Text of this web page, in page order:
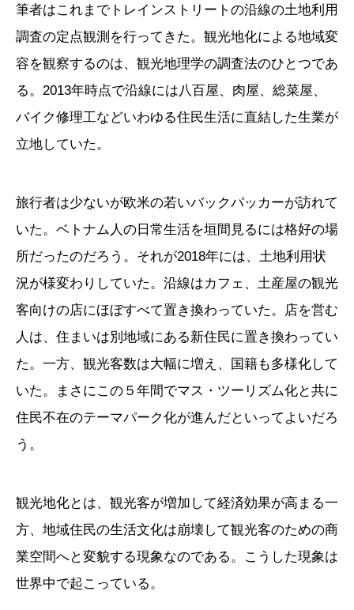
筆者はこれまでトレインストリートの沿線の土地利用
調査の定点観測を行ってきた。観光地化による地域変
容を観察するのは、観光地理学の調査法のひとつであ
る。2013年時点で沿線には八百屋、肉屋、総菜屋、
バイク修理工などいわゆる住民生活に直結した生業が
立地していた。
旅行者は少ないが欧米の若いバックパッカーが訪れて
いた。ベトナム人の日常生活を垣間見るには格好の場
所だったのだろう。それが2018年には、土地利用状
況が様変わりしていた。沿線はカフェ、土産屋の観光
客向けの店にほぼすべて置き換わっていた。店を営む
人は、住まいは別地域にある新住民に置き換わってい
た。一方、観光客数は大幅に増え、国籍も多様化して
いた。まさにこの５年間でマス・ツーリズム化と共に
住民不在のテーマパーク化が進んだといってよいだろ
う。
観光地化とは、観光客が増加して経済効果が高まる一
方、地域住民の生活文化は崩壊して観光客のための商
業空間へと変貌する現象なのである。こうした現象は
世界中で起こっている。